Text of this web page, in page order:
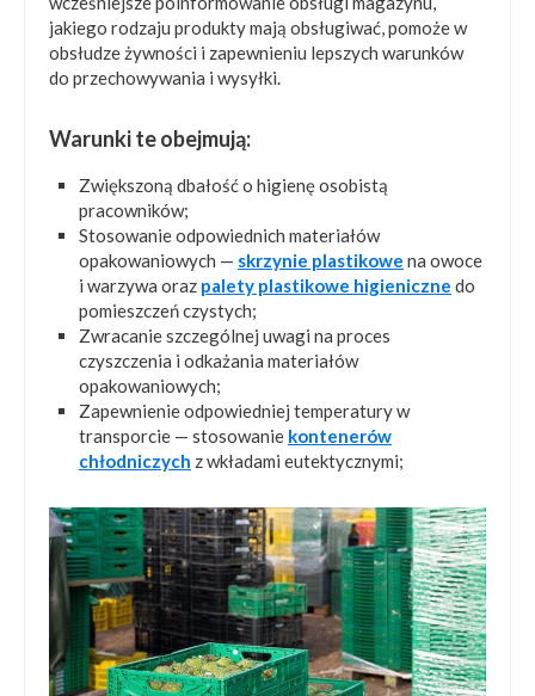
jakiego rodzaju produkty mają obsługiwać, pomoże w
obsłudze żywności i zapewnieniu lepszych warunków
do przechowywania i wysyłki.
Warunki te obejmują:
Zwiększoną dbałość o higienę osobistą
pracowników;
Stosowanie odpowiednich materiałów
opakowaniowych — skrzynie plastikowe na owoce
i warzywa oraz palety plastikowe higieniczne do
pomieszczeń czystych;
Zwracanie szczególnej uwagi na proces
czyszczenia i odkażania materiałów
opakowaniowych;
Zapewnienie odpowiedniej temperatury w
transporcie — stosowanie kontenerów
chłodniczych z wkładami eutektycznymi;